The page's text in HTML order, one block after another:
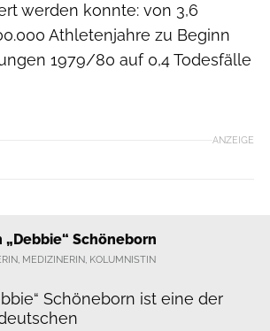
werden konnte: von 3,6
Athletenjahre zu Beginn
1979/80 auf 0,4 Todesfälle
ANZEIGE
„Debbie“ Schöneborn
MEDIZINERIN, KOLUMNISTIN
Schöneborn ist eine der